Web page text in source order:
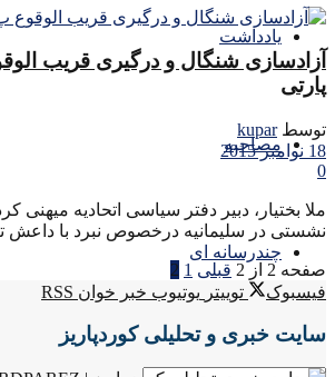
یادداشت
مصاحبه
چندرسانه ای
آزادسازی شنگال و درگیری قریب
پارتی
توسط kupar
18 نوامبر 2015
0
ملا بختیار، دبیر دفتر سیاسی اتحادیه میهنی
نشستی در سلیمانیه درخصوص نبرد با داعش
صفحه 2 از 2 قبلی 1
2
فیسبوک
توییتر یوتیوب خبر خوان RSS
سایت خبری و تحلیلی کوردپاریز